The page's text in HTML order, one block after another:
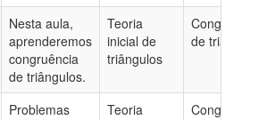
Nesta aula,
aprenderemos
congruência
de triângulos.
Teoria
inicial de
triângulos
Congruência
de triângulos
Problemas
Teoria
Congruência